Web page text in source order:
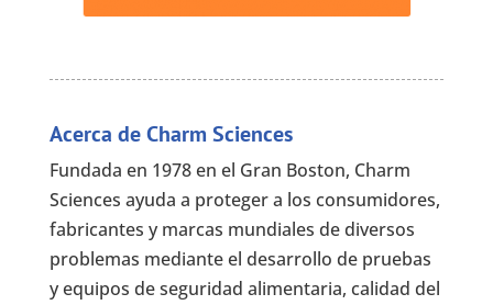
Acerca de Charm Sciences
Fundada en 1978 en el Gran Boston, Charm
Sciences ayuda a proteger a los consumidores,
fabricantes y marcas mundiales de diversos
problemas mediante el desarrollo de pruebas
y equipos de seguridad alimentaria, calidad del